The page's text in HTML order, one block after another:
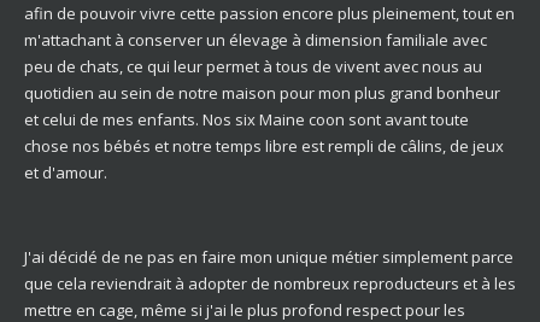
afin de pouvoir vivre cette passion encore plus pleinement, tout en
m'attachant à conserver un élevage à dimension familiale avec
peu de chats, ce qui leur permet à tous de vivent avec nous au
quotidien au sein de notre maison pour mon plus grand bonheur
et celui de mes enfants. Nos six Maine coon sont avant toute
chose nos bébés et notre temps libre est rempli de câlins, de jeux
et d'amour.
J'ai décidé de ne pas en faire mon unique métier simplement parce
que cela reviendrait à adopter de nombreux reproducteurs et à les
mettre en cage, même si j'ai le plus profond respect pour les